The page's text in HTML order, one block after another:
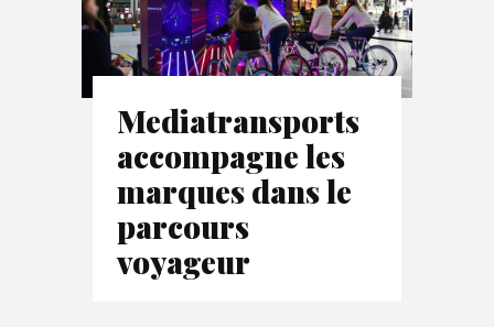
Mediatransports
accompagne les
marques dans le
parcours
voyageur